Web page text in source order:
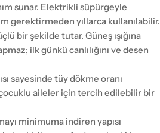
sunar. Elektrikli süpürgeyle
gerektirmeden yıllarca kullanılabilir.
bir şekilde tutar. Güneş ışığına
ilk günkü canlılığını ve desen
sayesinde tüy dökme oranı
aileler için tercih edilebilir bir
minimuma indiren yapısı